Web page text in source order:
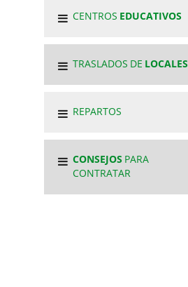
CENTROS EDUCATIVOS
TRASLADOS DE LOCALES
REPARTOS
CONSEJOS PARA
CONTRATAR